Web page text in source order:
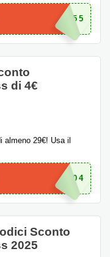
ITPS55
di 4€
29€! Usa il
ITPS04
Sconto
2025